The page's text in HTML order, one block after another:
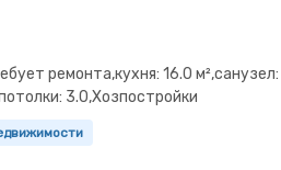
ремонта,кухня: 16.0
3.0,Хозпостройки